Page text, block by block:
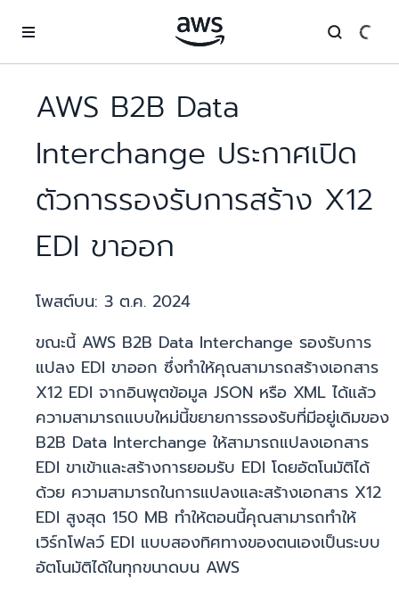
AWS B2B Data
Interchange ประกาศเปิด
ตัวการรองรับการสร้าง X12
EDI ขาออก
โพสต์บน: 3 ต.ค. 2024
ขณะนี้ AWS B2B Data Interchange รองรับการ
แปลง EDI ขาออก ซึ่งทำให้คุณสามารถสร้างเอกสาร
X12 EDI จากอินพุตข้อมูล JSON หรือ XML ได้แล้ว
ความสามารถแบบใหม่นี้ขยายการรองรับที่มีอยู่เดิมของ
B2B Data Interchange ให้สามารถแปลงเอกสาร
EDI ขาเข้าและสร้างการยอมรับ EDI โดยอัตโนมัติได้
ด้วย ความสามารถในการแปลงและสร้างเอกสาร X12
EDI สูงสุด 150 MB ทำให้ตอนนี้คุณสามารถทำให้
เวิร์กโฟลว์ EDI แบบสองทิศทางของตนเองเป็นระบบ
อัตโนมัติได้ในทุกขนาดบน AWS